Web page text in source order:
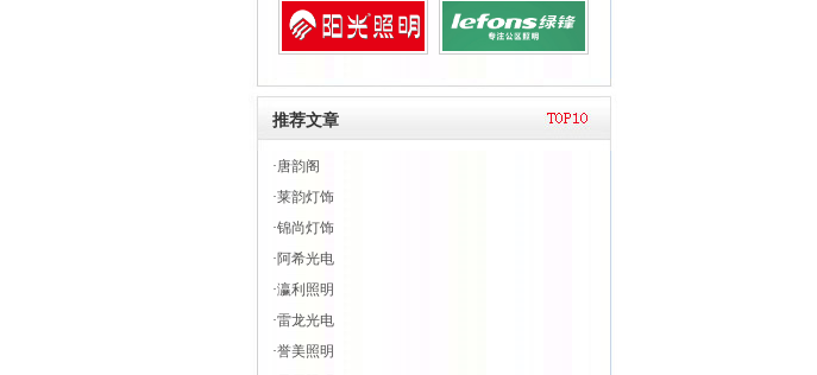
推荐文章
·唐韵阁
·莱韵灯饰
·锦尚灯饰
·阿希光电
·瀛利照明
·雷龙光电
·誉美照明